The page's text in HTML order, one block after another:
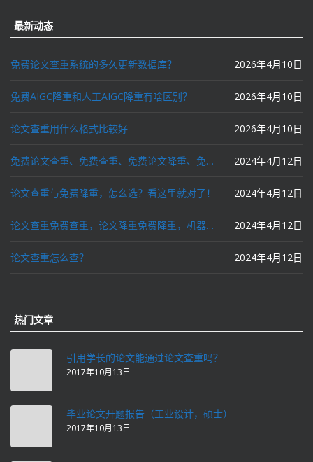
最新动态
免费论文查重系统的多久更新数据库？ 2026年4月10日
免费AIGC降重和人工AIGC降重有啥区别？ 2026年4月10日
论文查重用什么格式比较好 2026年4月10日
免费论文查重、免费查重、免费论文降重、免费降重、智能降重、一键降重、降低AIGC写作率、AI写论文，这些名词你了解吗？ 2024年4月12日
论文查重与免费降重，怎么选？看这里就对了！ 2024年4月12日
论文查重免费查重，论文降重免费降重，机器降重，人工降重，降低AIGC写作率，ai写论文，都要选论文狗和paperdog以及文思慧达！ 2024年4月12日
论文查重怎么查？ 2024年4月12日
热门文章
引用学长的论文能通过论文查重吗？
2017年10月13日
毕业论文开题报告（工业设计，硕士）
2017年10月13日